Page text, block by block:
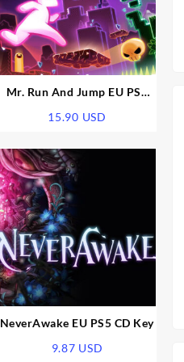
Mr. Run And Jump EU PS5
15.90 USD
NeverAwake EU PS5 CD Key
9.87 USD